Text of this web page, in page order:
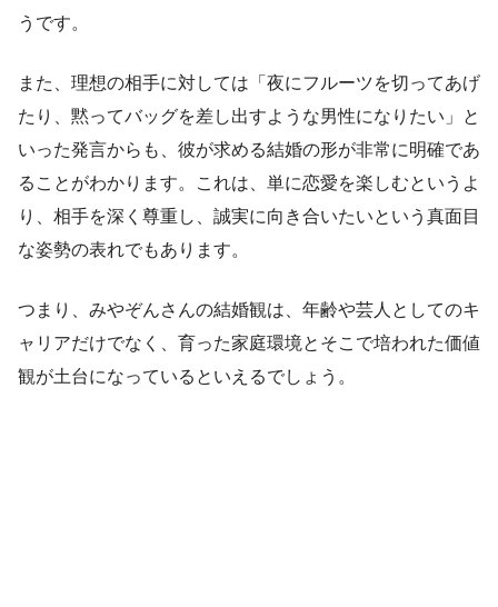
うです。
また、理想の相手に対しては「夜にフルーツを切ってあげ
たり、黙ってバッグを差し出すような男性になりたい」と
いった発言からも、彼が求める結婚の形が非常に明確であ
ることがわかります。これは、単に恋愛を楽しむというよ
り、相手を深く尊重し、誠実に向き合いたいという真面目
な姿勢の表れでもあります。
つまり、みやぞんさんの結婚観は、年齢や芸人としてのキ
ャリアだけでなく、育った家庭環境とそこで培われた価値
観が土台になっているといえるでしょう。